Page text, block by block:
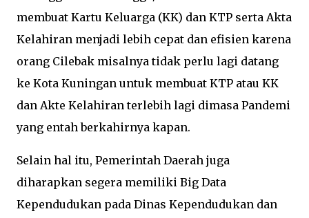
membuat Kartu Keluarga (KK) dan KTP serta Akta
Kelahiran menjadi lebih cepat dan efisien karena
orang Cilebak misalnya tidak perlu lagi datang
ke Kota Kuningan untuk membuat KTP atau KK
dan Akte Kelahiran terlebih lagi dimasa Pandemi
yang entah berkahirnya kapan.
Selain hal itu, Pemerintah Daerah juga
diharapkan segera memiliki Big Data
Kependudukan pada Dinas Kependudukan dan